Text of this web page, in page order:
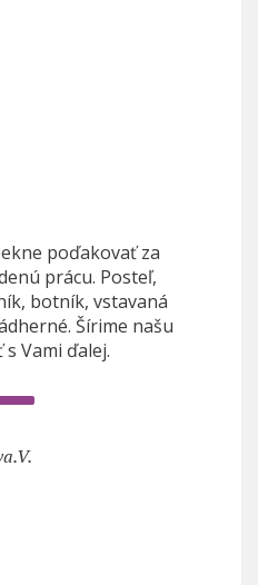
poďakovať za
prácu. Posteľ,
botník, vstavaná
Šírime našu
Vami ďalej.